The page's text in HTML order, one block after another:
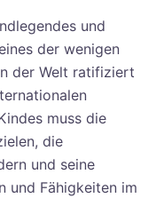
und
der wenigen
der Welt ratifiziert
muss die
die
und seine
und Fähigkeiten im